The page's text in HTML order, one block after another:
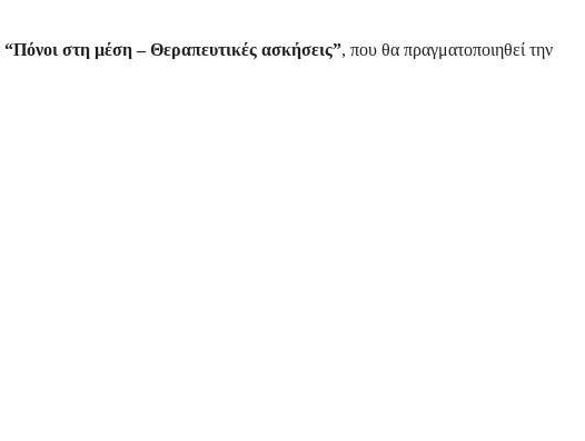
“Πόνοι στη μέση – Θεραπευτικές ασκήσεις”, που θα πραγματοποιηθεί την